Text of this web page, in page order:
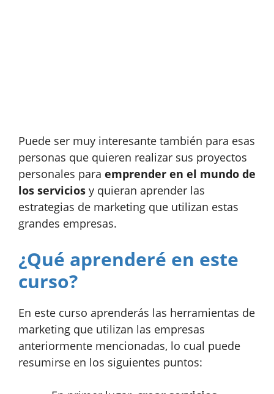
Puede ser muy interesante también para esas
personas que quieren realizar sus proyectos
personales para emprender en el mundo de
los servicios y quieran aprender las
estrategias de marketing que utilizan estas
grandes empresas.
¿Qué aprenderé en este
curso?
En este curso aprenderás las herramientas de
marketing que utilizan las empresas
anteriormente mencionadas, lo cual puede
resumirse en los siguientes puntos: